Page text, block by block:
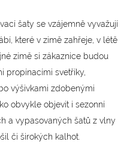
šaty se vzájemně vyvažují
které v zimě zahřeje, v létě
zimě si zákaznice budou
propínacími svetříky,
výšivkami zdobenými
obvykle objevit i sezonní
a vypasovaných šatů z vlny
či širokých kalhot.